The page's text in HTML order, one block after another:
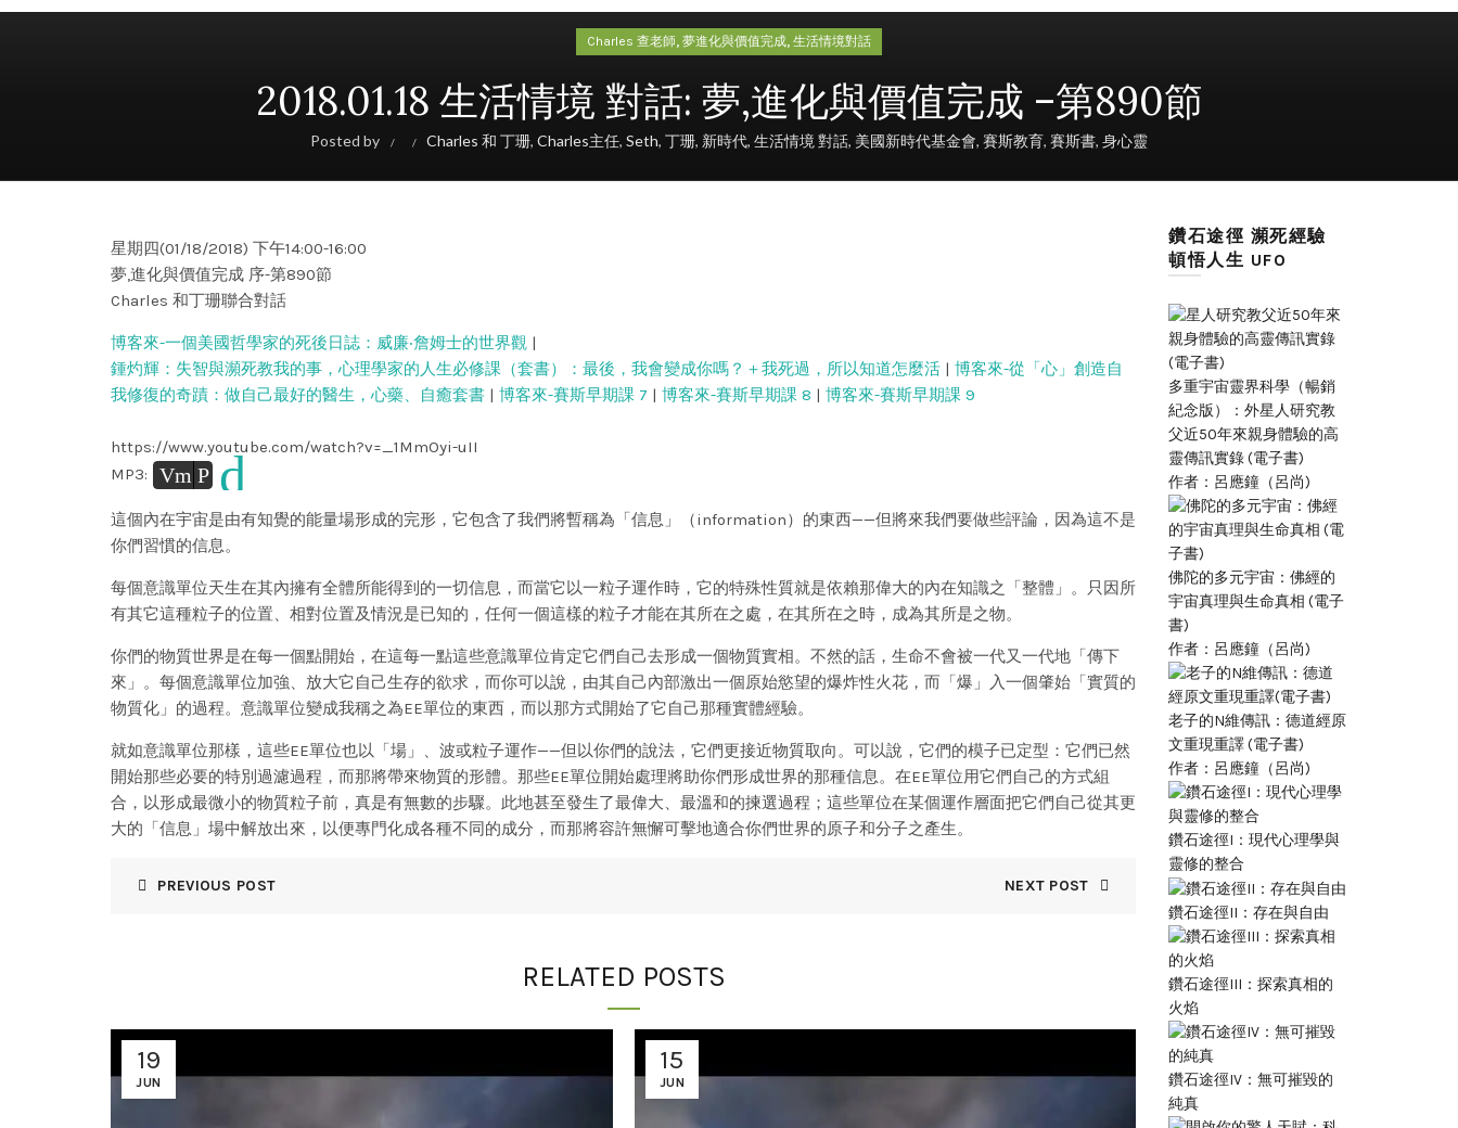
Charles 查老師, 夢進化與價值完成, 生活情境對話
2018.01.18 生活情境 對話: 夢,進化與價值完成 –第890節
Posted by Charles 和 丁珊, Charles主任, Seth, 丁珊, 新時代, 生活情境 對話, 美國新時代基金會, 賽斯教育, 賽斯書, 身心靈
星期四(01/18/2018) 下午14:00-16:00
夢,進化與價值完成 序-第890節
Charles 和丁珊聯合對話
博客來-一個美國哲學家的死後日誌：威廉‧詹姆士的世界觀 |
鍾灼輝：失智與瀕死教我的事，心理學家的人生必修課（套書）：最後，我會變成你嗎？＋我死過，所以知道怎麼活 | 博客來-從「心」創造自
我修復的奇蹟：做自己最好的醫生，心藥、自癒套書 | 博客來-賽斯早期課 7 | 博客來-賽斯早期課 8 | 博客來-賽斯早期課 9
https://www.youtube.com/watch?v=_1MmOyi-uII
MP3:
Vm P d
這個內在宇宙是由有知覺的能量場形成的完形，它包含了我們將暫稱為「信息」（information）的東西——但將來我們要做些評論，因為這不是
你們習慣的信息。
每個意識單位天生在其內擁有全體所能得到的一切信息，而當它以一粒子運作時，它的特殊性質就是依賴那偉大的內在知識之「整體」。只因所
有其它這種粒子的位置、相對位置及情況是已知的，任何一個這樣的粒子才能在其所在之處，在其所在之時，成為其所是之物。
你們的物質世界是在每一個點開始，在這每一點這些意識單位肯定它們自己去形成一個物質實相。不然的話，生命不會被一代又一代地「傳下
來」。每個意識單位加強、放大它自己生存的欲求，而你可以說，由其自己內部激出一個原始慾望的爆炸性火花，而「爆」入一個肇始「實質的
物質化」的過程。意識單位變成我稱之為EE單位的東西，而以那方式開始了它自己那種實體經驗。
就如意識單位那樣，這些EE單位也以「場」、波或粒子運作——但以你們的說法，它們更接近物質取向。可以說，它們的模子已定型：它們已然
開始那些必要的特別過濾過程，而那將帶來物質的形體。那些EE單位開始處理將助你們形成世界的那種信息。在EE單位用它們自己的方式組
合，以形成最微小的物質粒子前，真是有無數的步驟。此地甚至發生了最偉大、最溫和的揀選過程；這些單位在某個運作層面把它們自己從其更
大的「信息」場中解放出來，以便專門化成各種不同的成分，而那將容許無懈可擊地適合你們世界的原子和分子之產生。
PREVIOUS POST NEXT POST
RELATED POSTS
19
JUN
15
JUN
13
JUN
鑽石途徑 瀕死經驗
頓悟人生 UFO
多重宇宙靈界科學（暢銷
紀念版）：外星人研究教
父近50年來親身體驗的高
靈傳訊實錄 (電子書)
作者：呂應鐘（呂尚)
佛陀的多元宇宙：佛經的
宇宙真理與生命真相 (電子
書)
作者：呂應鐘（呂尚)
老子的N維傳訊：德道經原
文重現重譯 (電子書)
作者：呂應鐘（呂尚)
鑽石途徑I：現代心理學與
靈修的整合
鑽石途徑II：存在與自由
鑽石途徑III：探索真相的
火焰
鑽石途徑IV：無可摧毀的
純真